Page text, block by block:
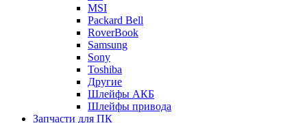
MSI
Packard Bell
RoverBook
Samsung
Sony
Toshiba
Другие
Шлейфы АКБ
Шлейфы привода
Запчасти для ПК